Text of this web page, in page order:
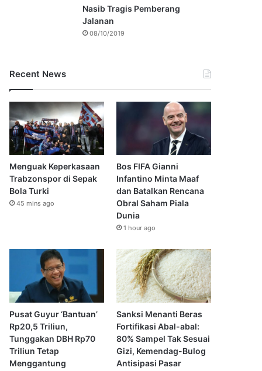
Nasib Tragis Pemberang
Jalanan
08/10/2019
Recent News
Menguak Keperkasaan
Trabzonspor di Sepak
Bola Turki
45 mins ago
Bos FIFA Gianni
Infantino Minta Maaf
dan Batalkan Rencana
Obral Saham Piala
Dunia
1 hour ago
Pusat Guyur ‘Bantuan’
Rp20,5 Triliun,
Tunggakan DBH Rp70
Triliun Tetap
Menggantung
Sanksi Menanti Beras
Fortifikasi Abal-abal:
80% Sampel Tak Sesuai
Gizi, Kemendag-Bulog
Antisipasi Pasar